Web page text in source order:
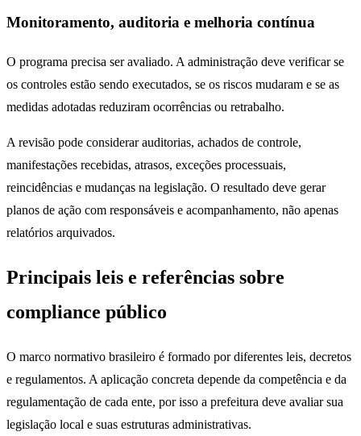
Monitoramento, auditoria e melhoria contínua
O programa precisa ser avaliado. A administração deve verificar se
os controles estão sendo executados, se os riscos mudaram e se as
medidas adotadas reduziram ocorrências ou retrabalho.
A revisão pode considerar auditorias, achados de controle,
manifestações recebidas, atrasos, exceções processuais,
reincidências e mudanças na legislação. O resultado deve gerar
planos de ação com responsáveis e acompanhamento, não apenas
relatórios arquivados.
Principais leis e referências sobre
compliance público
O marco normativo brasileiro é formado por diferentes leis, decretos
e regulamentos. A aplicação concreta depende da competência e da
regulamentação de cada ente, por isso a prefeitura deve avaliar sua
legislação local e suas estruturas administrativas.